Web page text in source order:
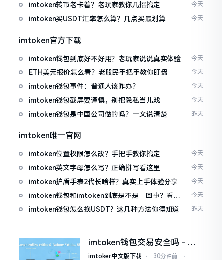
imtoken转币老卡着？老玩家教你几招搞定 今天
imtoken买USDT汇率怎么算？几点买最划算 今天
imtoken官方下载
imtoken钱包到底好不好用？老玩家说说真实体验 今天
ETH美元报价怎么看？老股民手把手教你盯盘 今天
imtoken钱包事件：普通人该咋办？ 今天
imtoken钱包截屏要谨慎，别把隐私当儿戏 今天
imtoken钱包是中国公司做的吗？一文说清楚 昨天
imtoken唯一官网
imtoken位置权限怎么改？手把手教你搞定 今天
imtoken英文字母怎么写？正确拼写看这里 今天
imtoken护盾手表2代长啥样？真实上手体验分享 今天
imtoken钱包和imtoken到底是不是一回事？看完
就懂了
今天
imtoken钱包怎么换USDT？这几种方法你得知道 昨天
imtoken钱包交易安全吗 - 老
用户的一些心里话
imtoken中文版下载 ⋅ 30分钟前
⋅